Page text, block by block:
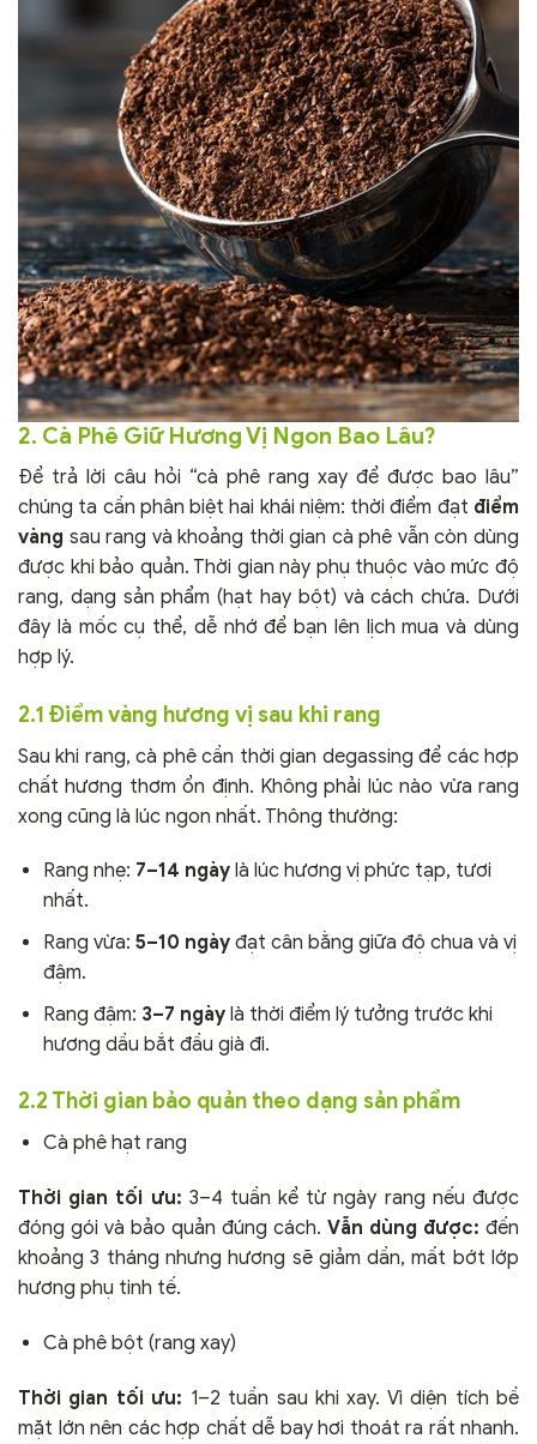
2. Cà Phê Giữ Hương Vị Ngon Bao Lâu?
Để trả lời câu hỏi “cà phê rang xay để được bao lâu”
chúng ta cần phân biệt hai khái niệm: thời điểm đạt điểm
vàng sau rang và khoảng thời gian cà phê vẫn còn dùng
được khi bảo quản. Thời gian này phụ thuộc vào mức độ
rang, dạng sản phẩm (hạt hay bột) và cách chứa. Dưới
đây là mốc cụ thể, dễ nhớ để bạn lên lịch mua và dùng
hợp lý.
2.1 Điểm vàng hương vị sau khi rang
Sau khi rang, cà phê cần thời gian degassing để các hợp
chất hương thơm ổn định. Không phải lúc nào vừa rang
xong cũng là lúc ngon nhất. Thông thường:
Rang nhẹ: 7–14 ngàylà lúc hương vị phức tạp, tươi
nhất.
Rang vừa: 5–10 ngàyđạt cân bằng giữa độ chua và vị
đậm.
Rang đậm: 3–7 ngàylà thời điểm lý tưởng trước khi
hương dầu bắt đầu già đi.
2.2 Thời gian bảo quản theo dạng sản phẩm
Cà phê hạt rang
Thời gian tối ưu: 3–4 tuần kể từ ngày rang nếu được
đóng gói và bảo quản đúng cách. Vẫn dùng được: đến
khoảng 3 tháng nhưng hương sẽ giảm dần, mất bớt lớp
hương phụ tinh tế.
Cà phê bột (rang xay)
Thời gian tối ưu: 1–2 tuần sau khi xay. Vì diện tích bề
mặt lớn nên các hợp chất dễ bay hơi thoát ra rất nhanh.